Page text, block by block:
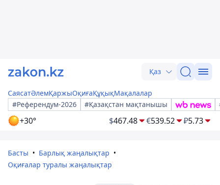
Қаз
СаясатӘлемҚаржыОқиғаҚұқықМақалалар
#Референдум-2026
#Қазақстан мақтанышы
+30° $467.48 €539.52 ₽5.73
Басты
Барлық жаңалықтар
Оқиғалар туралы жаңалықтар